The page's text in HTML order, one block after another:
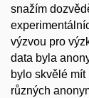
snažím
výzvou pro
data byla
bylo skvělé
různých